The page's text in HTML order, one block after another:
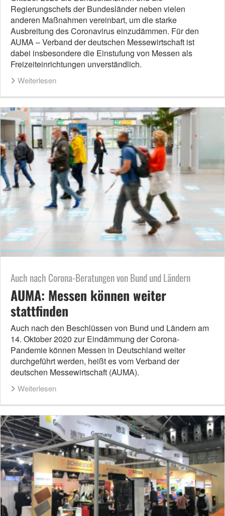
Regierungschefs der Bundesländer neben vielen
anderen Maßnahmen vereinbart, um die starke
Ausbreitung des Coronavirus einzudämmen. Für den
AUMA – Verband der deutschen Messewirtschaft ist
dabei insbesondere die Einstufung von Messen als
Freizeiteinrichtungen unverständlich.
Weiterlesen
Auch nach Corona-Beratungen von Bund und Ländern
AUMA: Messen können weiter
stattfinden
Auch nach den Beschlüssen von Bund und Ländern am
14. Oktober 2020 zur Eindämmung der Corona-
Pandemie können Messen in Deutschland weiter
durchgeführt werden, heißt es vom Verband der
deutschen Messewirtschaft (AUMA).
Weiterlesen